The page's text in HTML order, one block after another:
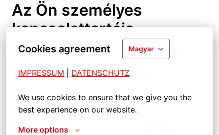
Cookies agreement Magyar
IMPRESSUM DATENSCHUTZ
We use cookies to ensure that we give you the
best experience on our website.
More options
Az Ön személyes
kapcsolattartója
0821 / 4984 - 302
karriere@andreas-schmid.de